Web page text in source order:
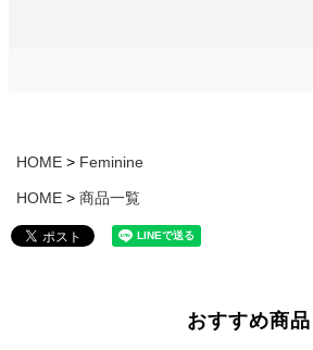
HOME Feminine
HOME 商品一覧
おすすめ商品